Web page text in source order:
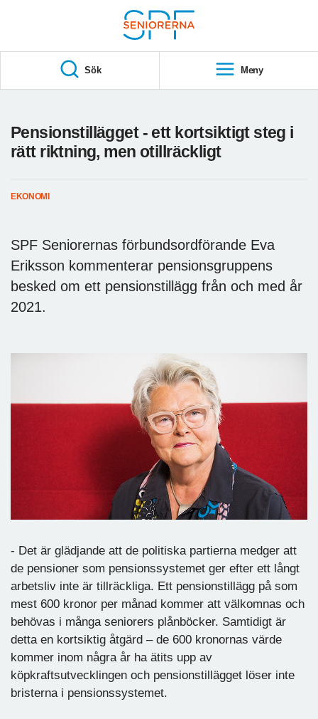
S
A
Sök Meny
Pensionstillägget - ett kortsiktigt steg i
rätt riktning, men otillräckligt
EKONOMI
SPF Seniorernas förbundsordförande Eva
Eriksson kommenterar pensionsgruppens
besked om ett pensionstillägg från och med år
2021.
- Det är glädjande att de politiska partierna medger att
de pensioner som pensionssystemet ger efter ett långt
arbetsliv inte är tillräckliga. Ett pensionstillägg på som
mest 600 kronor per månad kommer att välkomnas och
behövas i många seniorers plånböcker. Samtidigt är
detta en kortsiktig åtgärd – de 600 kronornas värde
kommer inom några år ha ätits upp av
köpkraftsutvecklingen och pensionstillägget löser inte
bristerna i pensionssystemet.